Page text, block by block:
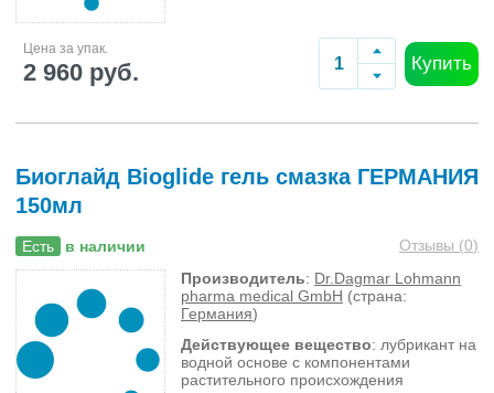
Цена за упак.
2 960 руб. Купить
Биоглайд Bioglide гель смазка ГЕРМАНИЯ
150мл
Есть в наличии Отзывы (0)
Производитель: Dr.Dagmar Lohmann
pharma medical GmbH (страна:
Германия)
Действующее вещество: лубрикант на
водной основе с компонентами
растительного происхождения